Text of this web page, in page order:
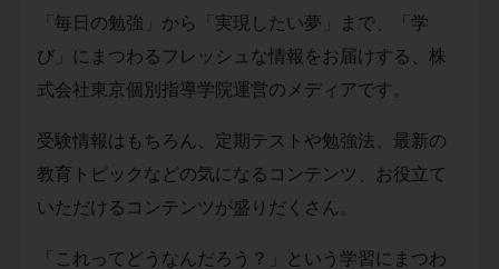
「毎日の勉強」から「実現したい夢」まで、「学
び」にまつわるフレッシュな情報をお届けする、株
式会社東京個別指導学院運営のメディアです。
受験情報はもちろん、定期テストや勉強法、最新の
教育トピックなどの気になるコンテンツ、お役立て
いただけるコンテンツが盛りだくさん。
「これってどうなんだろう？」という学習にまつわ